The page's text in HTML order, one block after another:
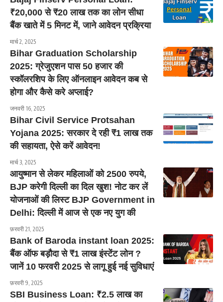
₹20,000 से ₹20 लाख तक का लोन सीधा
बैंक खाते में 5 मिनट में, जाने आवेदन प्रक्रिया
मार्च 2, 2025
Bihar Graduation Scholarship
2025: ग्रेजुएशन पास 50 हजार की
स्कॉलरशिप के लिए ऑनलाइन आवेदन कब से
होगा और कैसे करे अप्लाई?
जनवरी 16, 2025
Bihar Civil Service Protsahan
Yojana 2025: सरकार दे रही ₹1 लाख तक
की सहायता, ऐसे करें आवेदन!
मार्च 3, 2025
आयुष्मान से लेकर महिलाओं को 2500 रुपये,
BJP करेगी दिल्ली का दिल खुश! नोट कर लें
योजनाओं की लिस्ट BJP Government in
Delhi: द‍िल्‍ली में आज से एक नए युग की
फ़रवरी 21, 2025
Bank of Baroda instant loan 2025:
बैंक ऑफ बड़ौदा से ₹1 लाख इंस्टेंट लोन ?
जानें 10 फरवरी 2025 से लागू हुई नई सुविधाएं
फ़रवरी 9, 2025
SBI Business Loan: ₹2.5 लाख का